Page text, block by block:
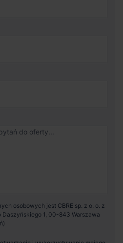
osobowych jest CBRE sp. z o. o. z
Daszyńskiego 1, 00-843 Warszawa